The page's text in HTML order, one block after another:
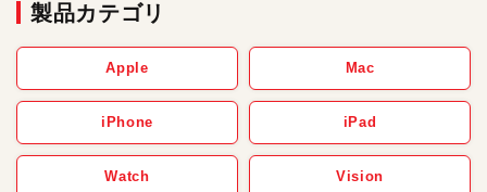
製品カテゴリ
Apple Mac
iPhone iPad
Watch Vision